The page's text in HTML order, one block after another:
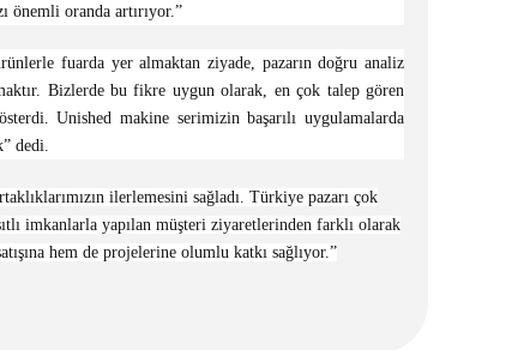
önemli oranda artırıyor.”
fuarda yer almaktan ziyade, pazarın doğru analiz
Bizlerde bu fikre uygun olarak, en çok talep gören
Unished makine serimizin başarılı uygulamalarda
dedi.
ilerlemesini sağladı. Türkiye pazarı çok
imkanlarla yapılan müşteri ziyaretlerinden farklı olarak
hem de projelerine olumlu katkı sağlıyor.”